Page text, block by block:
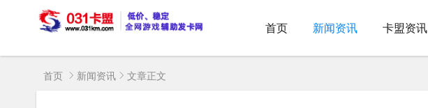
首页 新闻资讯 卡盟资讯
首页 新闻资讯 文章正文